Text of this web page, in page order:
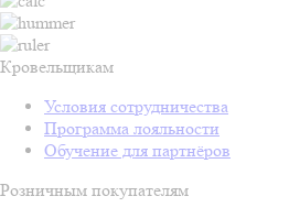
Кровельщикам
Условия сотрудничества
Программа лояльности
Обучение для партнёров
Розничным покупателям